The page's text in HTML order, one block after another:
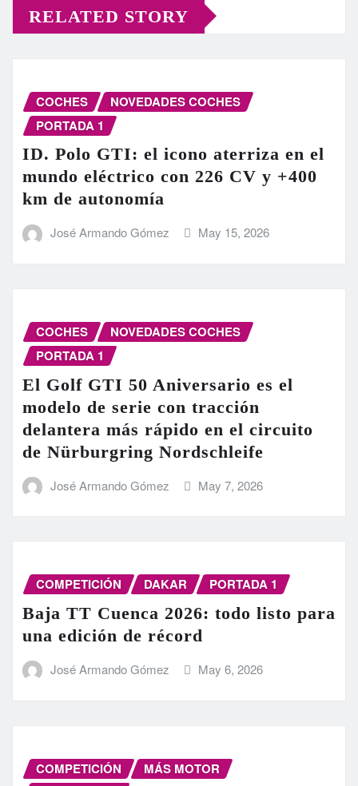
RELATED STORY
COCHES
NOVEDADES COCHES
PORTADA 1
ID. Polo GTI: el icono aterriza en el
mundo eléctrico con 226 CV y +400
km de autonomía
José Armando Gómez May 15, 2026
COCHES
NOVEDADES COCHES
PORTADA 1
El Golf GTI 50 Aniversario es el
modelo de serie con tracción
delantera más rápido en el circuito
de Nürburgring Nordschleife
José Armando Gómez May 7, 2026
COMPETICIÓN DAKAR PORTADA 1
Baja TT Cuenca 2026: todo listo para
una edición de récord
José Armando Gómez May 6, 2026
COMPETICIÓN
MÁS MOTOR